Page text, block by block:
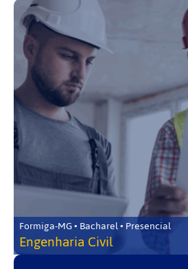
Formiga-MG • Bacharel • Presencial
Engenharia Civil